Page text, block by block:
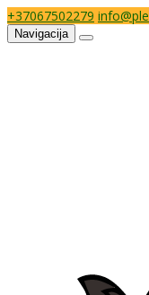
+37067502279
Navigacija